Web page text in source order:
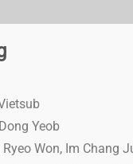
Yeob
Won, Im Chang